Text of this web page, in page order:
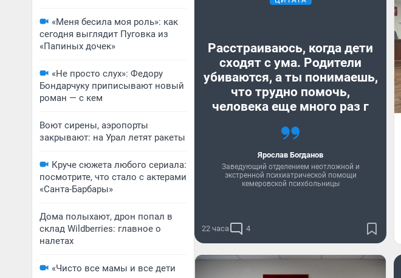
«Меня бесила моя роль»: как
сегодня выглядит Пуговка из
«Папиных дочек»
«Не просто слух»: Федору
Бондарчуку приписывают новый
роман — с кем
Воют сирены, аэропорты
закрывают: на Урал летят ракеты
Круче сюжета любого сериала:
посмотрите, что стало с актерами
«Санта-Барбары»
Дома полыхают, дрон попал в
склад Wildberries: главное о
налетах
«Чисто все мамы и все дети
Расстраиваюсь, когда дети
сходят с ума. Родители
убиваются, а ты понимаешь,
что трудно помочь,
человека еще много раз г
Ярослав Богданов
Заведующий отделением неотложной и
экстренной психиатрической помощи
кемеровской психбольницы
22 часа 4